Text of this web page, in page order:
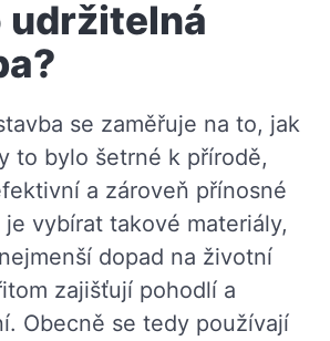
udržitelná
se zaměřuje na to, jak
to bylo šetrné k přírodě,
a zároveň přínosné
vybírat takové materiály,
dopad na životní
zajišťují pohodlí a
Obecně se tedy používají